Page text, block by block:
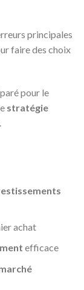
principales
faire des choix
pour le
stratégie
achat
efficace